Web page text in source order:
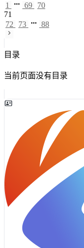
1 69
70
71
72
73 88
目录
当前页面没有目录